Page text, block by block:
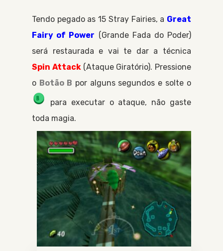
Tendo pegado as 15 Stray Fairies, a Great
Fairy of Power
Grande Fada do Poder
será restaurada e vai te dar a técnica
Spin Attack Ataque Giratório . Pressione
o Botão B por alguns segundos e solte o
para executar o ataque, não gaste
toda magia.